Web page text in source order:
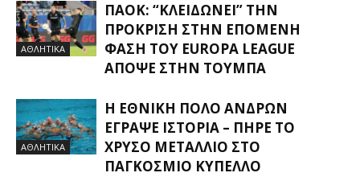
ΑΘΛΗΤΙΚΑ
ΠΑΟΚ: “ΚΛΕΙΔΏΝΕΙ” ΤΗΝ
ΠΡΌΚΡΙΣΗ ΣΤΗΝ ΕΠΌΜΕΝΗ
ΦΆΣΗ ΤΟΥ EUROPA LEAGUE
ΑΠΌΨΕ ΣΤΗΝ ΤΟΎΜΠΑ
ΑΘΛΗΤΙΚΑ
Η ΕΘΝΙΚΉ ΠΌΛΟ ΑΝΔΡΏΝ
ΈΓΡΑΨΕ ΙΣΤΟΡΊΑ – ΠΉΡΕ ΤΟ
ΧΡΥΣΌ ΜΕΤΆΛΛΙΟ ΣΤΟ
ΠΑΓΚΌΣΜΙΟ ΚΎΠΕΛΛΟ